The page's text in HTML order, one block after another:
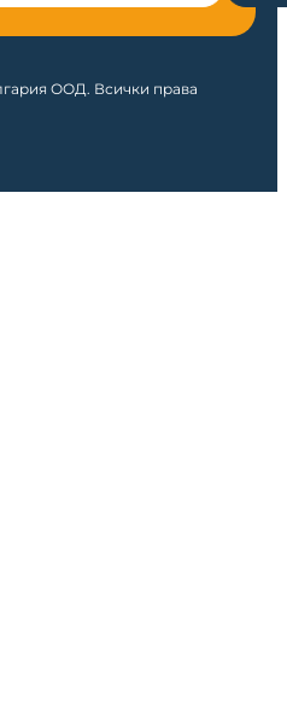
ООД. Всички права